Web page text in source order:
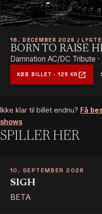
18. DECEMBER 2026 /
BORN TO RAISE
Damnation AC/DC Tribute
KØB BILLET · 125 KR open_in_new
Ikke klar til billet endnu? Få
shows
SPILLER HER
10. SEPTEMBER 2026
SIGH
BETA